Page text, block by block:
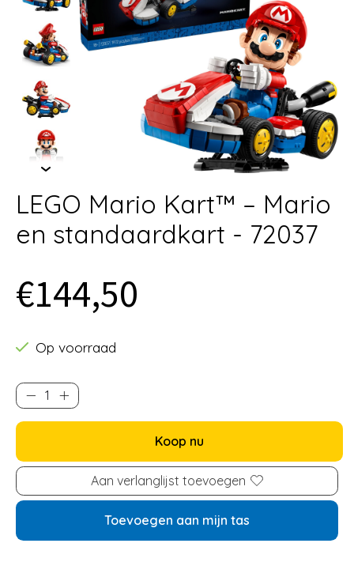
LEGO Mario Kart™ – Mario
en standaardkart - 72037
€144,50
Op voorraad
Koop nu
Aan verlanglijst toevoegen
Toevoegen aan mijn tas